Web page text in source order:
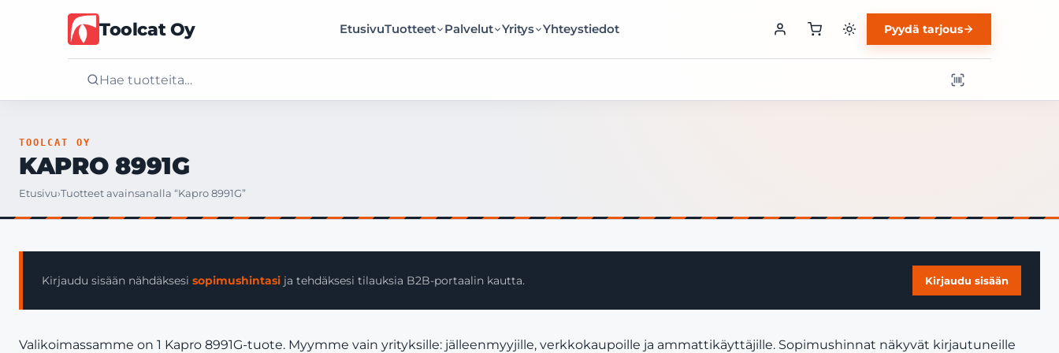
Toolcat Oy EtusivuTuotteet Palvelut Yritys Yhteystiedot Pyydä tarjous
Tuotteet
Yritys
TOOLCAT OY
KAPRO 8991G
Etusivu›Tuotteet avainsanalla “Kapro 8991G”
Kirjaudu sisään nähdäksesi sopimushintasi ja tehdäksesi tilauksia B2B-portaalin kautta. Kirjaudu sisään
Valikoimassamme on 1 Kapro 8991G-tuote. Myymme vain yrityksille: jälleenmyyjille, verkkokaupoille ja ammattikäyttäjille. Sopimushinnat näkyvät kirjautuneille